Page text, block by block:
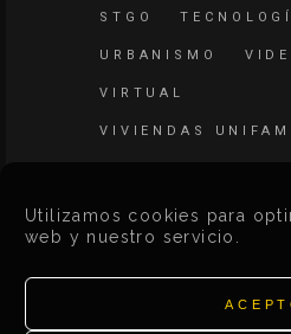
Utilizamos cookies para
web y nuestro servicio.
STGO
URBANISMO
VIRTUAL
VIVIENDAS